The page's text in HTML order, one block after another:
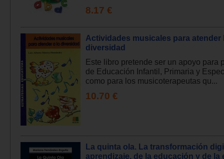
8.17 €
Actividades musicales para atender
diversidad
Este libro pretende ser un apoyo para
de Educación Infantil, Primaria y
como para los musicoterapeutas qu...
10.70 €
La quinta ola. La transformación
aprendizaje, de la educación y de la